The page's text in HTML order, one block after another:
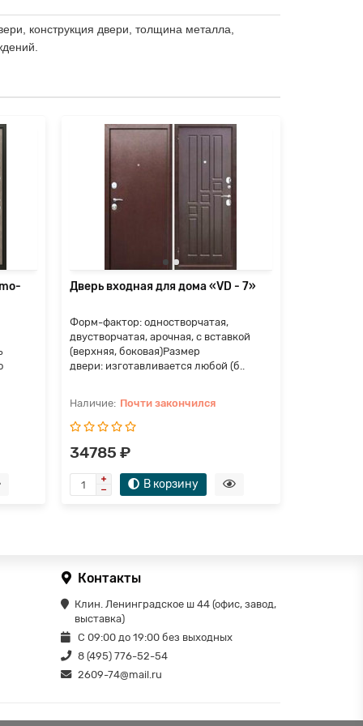
конструкция двери, толщина металла,
Дверь входная для дома «VD - 7»
Форм-фактор: одностворчатая,
двустворчатая, арочная, с вставкой
(верхняя, боковая)Размер
двери: изготавливается любой (б..
Почти закончился
34785 ₽
В корзину
Контакты
Клин. Ленинградское ш 44 (офис, завод,
выставка)
С 09:00 до 19:00 без выходных
8 (495) 776-52-54
2609-74@mail.ru